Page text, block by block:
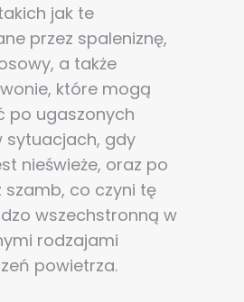
jak te
przez spaleniznę,
a także
które mogą
po ugaszonych
sytuacjach, gdy
nieświeże, oraz po
szamb, co czyni tę
wszechstronną w
rodzajami
powietrza.